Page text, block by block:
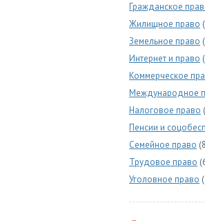
Гражданское
Жилищное право
Земельное право
Интернет и право
Коммерческое
Международное
Налоговое право
Пенсии и
Семейное право
Трудовое право
Уголовное право